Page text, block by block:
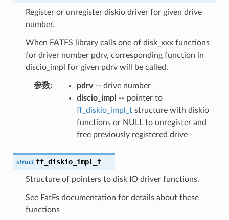
Register or unregister diskio driver for given drive
number.
When FATFS library calls one of disk_xxx functions
for driver number pdrv, corresponding function in
discio_impl for given pdrv will be called.
参数: pdrv-- drive number
discio_impl -- pointer to
ff_diskio_impl_tstructure with diskio
functions or NULL to unregister and
free previously registered drive
struct ff_diskio_impl_t
Structure of pointers to disk IO driver functions.
See FatFs documentation for details about these
functions